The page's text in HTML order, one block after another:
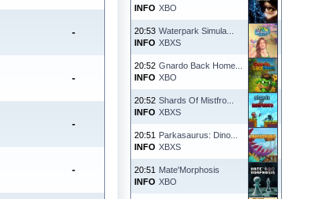
INFO XBO
20:53
INFO
Waterpark Simula...
XBXS
20:52
INFO
Gnardo Back Home...
XBO
20:52
INFO
Shards Of Mistfro...
XBXS
20:51
INFO
Parkasaurus: Dino...
XBXS
20:51
INFO
Mate'Morphosis
XBO
-
-
-
-